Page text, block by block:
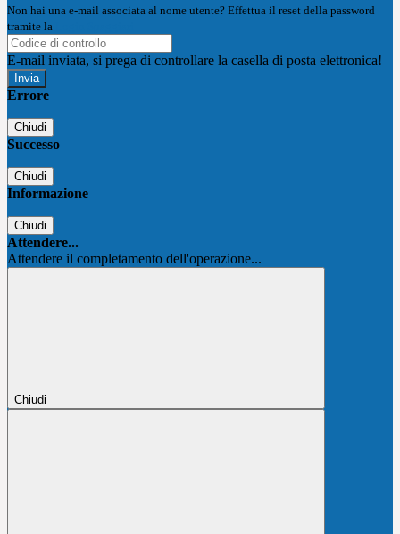
Non hai una e-mail associata al nome utente? Effettua il reset della password
tramite la
E-mail inviata, si prega di controllare la casella di posta elettronica!
Errore
Chiudi
Successo
Chiudi
Informazione
Chiudi
Attendere...
Attendere il completamento dell'operazione...
Chiudi